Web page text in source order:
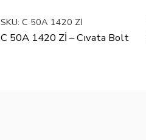
SKU: C 50A 1420 Zİ
C 50A 1420 Zİ – Cıvata Bolt